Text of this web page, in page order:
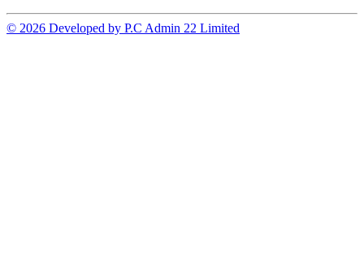
© 2026 Developed by P.C Admin 22 Limited